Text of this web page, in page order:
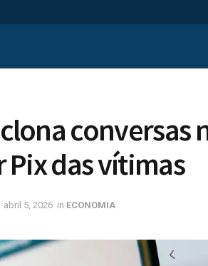
conversas
Pix das vítimas
abril 5, 2026 in ECONOMIA